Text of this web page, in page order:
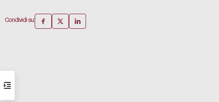
Condividi su: